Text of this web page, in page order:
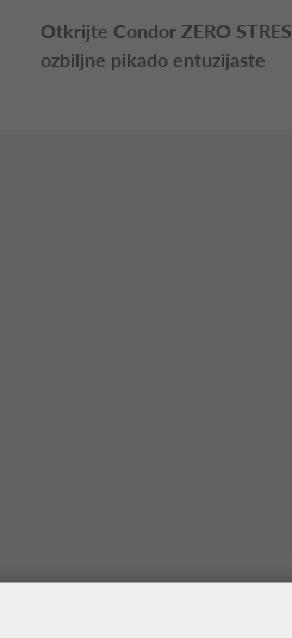
Otkrijte Condor ZERO
ozbiljne pikado entuzijaste